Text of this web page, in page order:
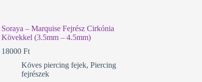
Soraya – Marquise Fejrész Cirkónia
Kövekkel (3.5mm – 4.5mm)
18000 Ft
Köves piercing fejek, Piercing
fejrészek